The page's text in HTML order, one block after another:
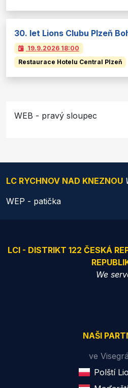
30. let Lions Clubu Plzeň
19.9.2026 18:00
Restaurace Hotelu Central Plzeň
WEB - pravý sloupec
LC RYCHNOV NAD KNEZNOU
WEP - patička
LCI - DISTRIKT 122 ČESKÁ
We
NAŠI
ve
Polští